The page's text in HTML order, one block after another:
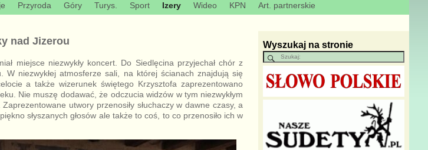
Przyroda Góry Turys. Sport Izery Wideo KPN
Art. partnerskie
nad Jizerou
miejsce niezwykły koncert. Do Siedlęcina przyjechał chór z
W niezwykłej atmosferze sali, na której ścianach znajdują się
a także wizerunek świętego Krzysztofa zaprezentowano
Nie muszę dodawać, że odczucia widzów w tym niezwykłym
utwory przenosiły słuchaczy w dawne czasy, a
słyszanych głosów ale także to coś, to co przenosiło ich w
Wyszukaj na stronie